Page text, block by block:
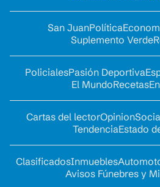
San JuanPolítica
Suplemento Verde
PolicialesPasión Deportiva
El MundoRecetas
Cartas del lectorOpinion
TendenciaEstado
ClasificadosInmuebles
Avisos Fúnebres y